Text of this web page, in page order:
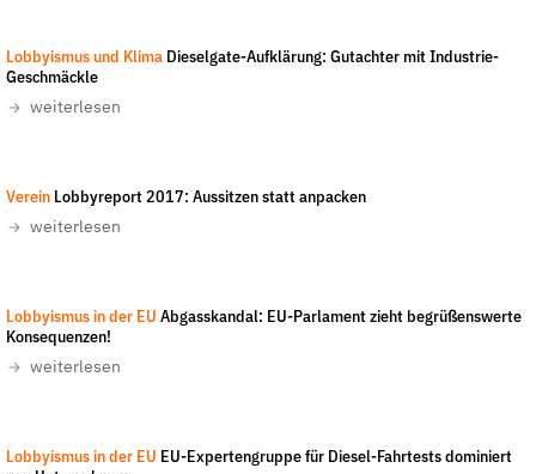
Lobbyismus und Klima Dieselgate-Aufklärung: Gutachter mit Industrie-
Geschmäckle
weiterlesen
Verein Lobbyreport 2017: Aussitzen statt anpacken
weiterlesen
Lobbyismus in der EU Abgasskandal: EU-Parlament zieht begrüßenswerte
Konsequenzen!
weiterlesen
Lobbyismus in der EU EU-Expertengruppe für Diesel-Fahrtests dominiert